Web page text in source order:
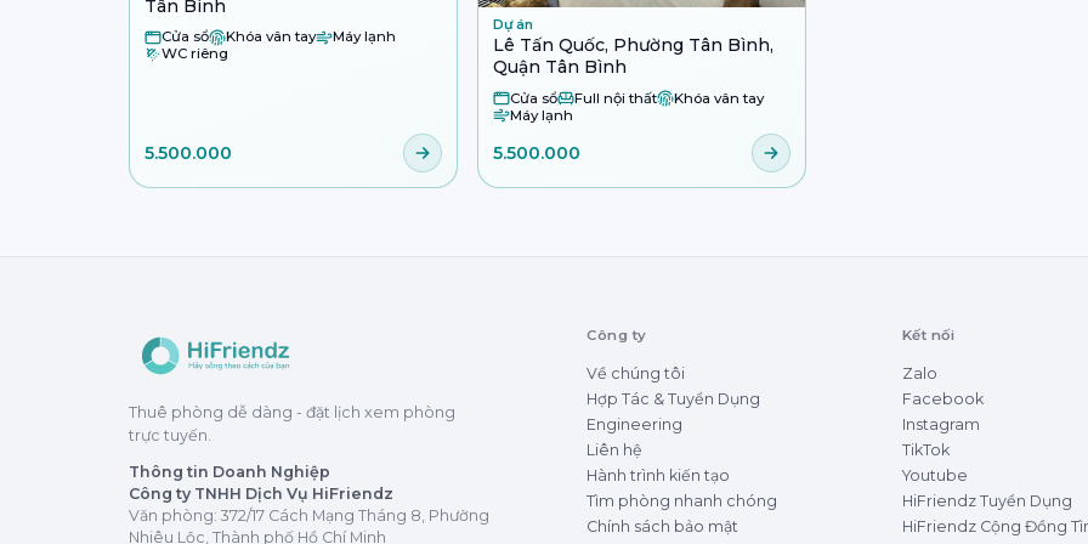
Tân Bình
Cửa sổ Khóa vân tay
Máy lạnh
WC riêng
5.500.000
Dự án
Lê Tấn Quốc, Phường Tân Bình,
Quận Tân Bình
Cửa sổ Full nội thất
Khóa vân tay
Máy lạnh
5.500.000
Thuê phòng dễ dàng - đặt lịch xem phòng
trực tuyến.
Thông tin Doanh Nghiệp
Công ty TNHH Dịch Vụ HiFriendz
Văn phòng: 372/17 Cách Mạng Tháng 8, Phường
Nhiêu Lộc, Thành phố Hồ Chí Minh
Công ty
Về chúng tôi
Hợp Tác & Tuyển Dụng
Engineering
Liên hệ
Hành trình kiến tạo
Tìm phòng nhanh chóng
Chính sách bảo mật
Kết nối
Zalo
Facebook
Instagram
TikTok
Youtube
HiFriendz Tuyển Dụng
HiFriendz Cộng Đồng